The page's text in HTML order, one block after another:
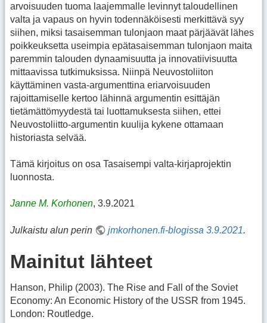
arvoisuuden tuoma laajemmalle levinnyt taloudellinen
valta ja vapaus on hyvin todennäköisesti merkittävä syy
siihen, miksi tasaisemman tulonjaon maat pärjäävät lähes
poikkeuksetta useimpia epätasaisemman tulonjaon maita
paremmin talouden dynaamisuutta ja innovatiivisuutta
mittaavissa tutkimuksissa. Niinpä Neuvostoliiton
käyttäminen vasta-argumenttina eriarvoisuuden
rajoittamiselle kertoo lähinnä argumentin esittäjän
tietämättömyydestä tai luottamuksesta siihen, ettei
Neuvostoliitto-argumentin kuulija kykene ottamaan
historiasta selvää.
Tämä kirjoitus on osa Tasaisempi valta-kirjaprojektin
luonnosta.
Janne M. Korhonen, 3.9.2021
Julkaistu alun perin jmkorhonen.fi-blogissa 3.9.2021.
Mainitut lähteet
Hanson, Philip (2003). The Rise and Fall of the Soviet
Economy: An Economic History of the USSR from 1945.
London: Routledge.